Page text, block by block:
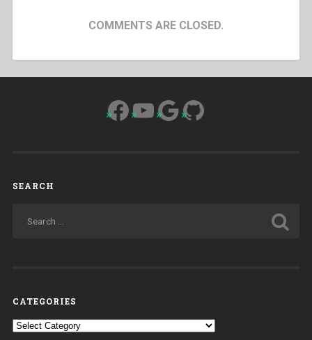
COMMENTS ARE CLOSED.
Facebook
YouTube
Google
GitHub
SEARCH
CATEGORIES
Categories